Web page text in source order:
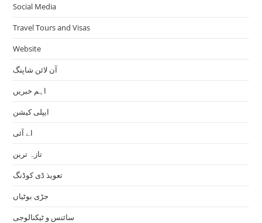
Social Media
Travel Tours and Visas
Website
آن لائن شاپنگ
اہم خبریں
ایپلی کیشن
اے آئی
تازہ ترین
تعویذ ڈی کوڈنگ
جڑی بوٹیاں
سائنس و ٹیکنالوجی